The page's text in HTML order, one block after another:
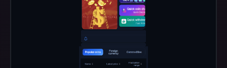
pulse
references
on
15,